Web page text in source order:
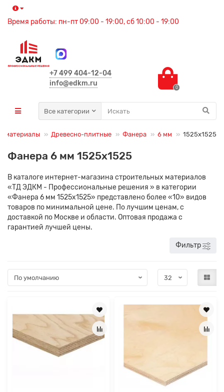
Время работы: пн-пт 09:00 - 19:00, сб 10:00 - 19:00
+7 499 404-12-04
info@edkm.ru
0
Все категории
материалы Древесно-плитные Фанера 6 мм 1525х1525
Фанера 6 мм 1525х1525
В каталоге интернет-магазина строительных материалов
«ТД ЭДКМ - Профессиональные решения » в категории
«Фанера 6 мм 1525х1525» представлено более «10» видов
товаров по минимальной цене. По лучшим ценам, с
доставкой по Москве и области. Оптовая продажа с
гарантией лучшей цены.
Фильтр